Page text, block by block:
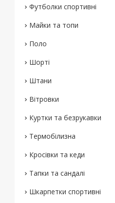
Футболки спортивні
Майки та топи
Поло
Шорті
Штани
Вітровки
Куртки та безрукавки
Термобілизна
Кросівки та кеди
Тапки та сандалі
Шкарпетки спортивні